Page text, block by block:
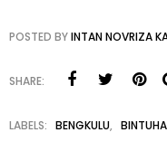
POSTED BYINTAN NOVRIZA
SHARE:
LABELS: BENGKULU,